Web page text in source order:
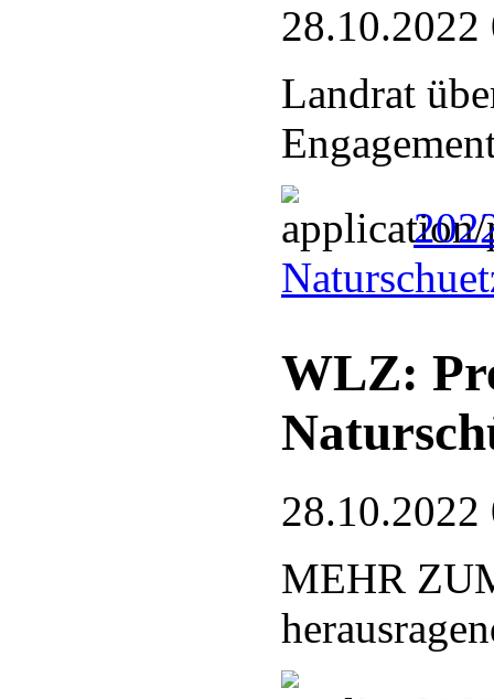
28.10.2022
Landrat
WLZ:
28.10.2022
MEHR